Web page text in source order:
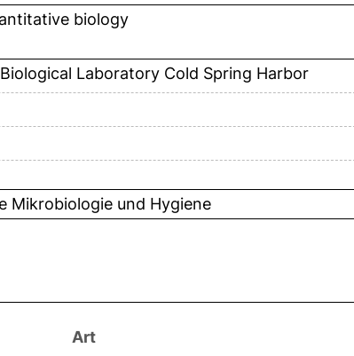
biology
Laboratory Cold Spring Harbor
Mikrobiologie und Hygiene
Art